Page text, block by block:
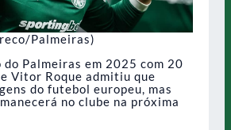
Palmeiras)
Palmeiras em 2025 com 20
Vitor Roque admitiu que
do futebol europeu, mas
no clube na próxima